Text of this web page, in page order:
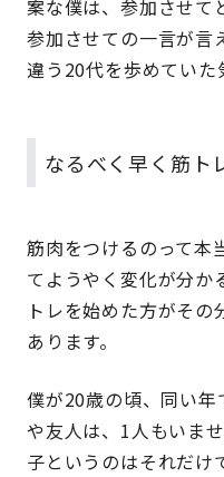
案な僕は、参加させて
参加させての一言が言
違う20代を歩めていた
なるべく早く筋ト
筋肉をつけるのって本
てようやく変化が分か
トレを始めた方がそ
あります。
僕が20歳の頃、同い
や友人は、1人もいま
子というのはそれだけ